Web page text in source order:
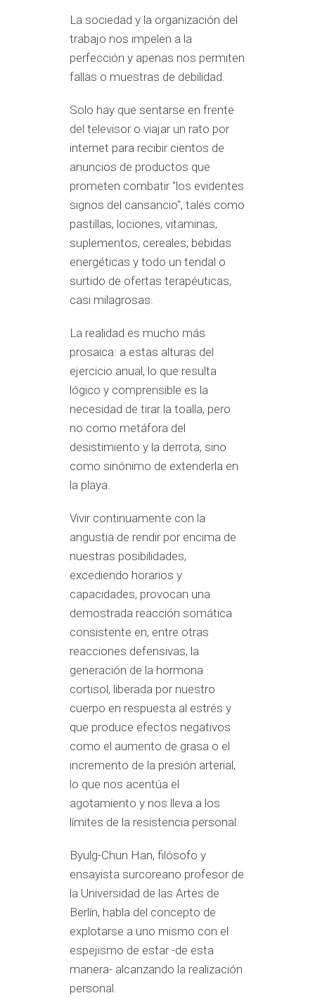
La sociedad y la organización del
trabajo nos impelen a la
perfección y apenas nos permiten
fallas o muestras de debilidad.
Solo hay que sentarse en frente
del televisor o viajar un rato por
internet para recibir cientos de
anuncios de productos que
prometen combatir "los evidentes
signos del cansancio", tales como
pastillas, lociones, vitaminas,
suplementos, cereales, bebidas
energéticas y todo un tendal o
surtido de ofertas terapéuticas,
casi milagrosas.
La realidad es mucho más
prosaica: a estas alturas del
ejercicio anual, lo que resulta
lógico y comprensible es la
necesidad de tirar la toalla, pero
no como metáfora del
desistimiento y la derrota, sino
como sinónimo de extenderla en
la playa.
Vivir continuamente con la
angustia de rendir por encima de
nuestras posibilidades,
excediendo horarios y
capacidades, provocan una
demostrada reacción somática
consistente en, entre otras
reacciones defensivas, la
generación de la hormona
cortisol, liberada por nuestro
cuerpo en respuesta al estrés y
que produce efectos negativos
como el aumento de grasa o el
incremento de la presión arterial,
lo que nos acentúa el
agotamiento y nos lleva a los
límites de la resistencia personal.
Byulg-Chun Han, filósofo y
ensayista surcoreano profesor de
la Universidad de las Artes de
Berlín, habla del concepto de
explotarse a uno mismo con el
espejismo de estar -de esta
manera- alcanzando la realización
personal.